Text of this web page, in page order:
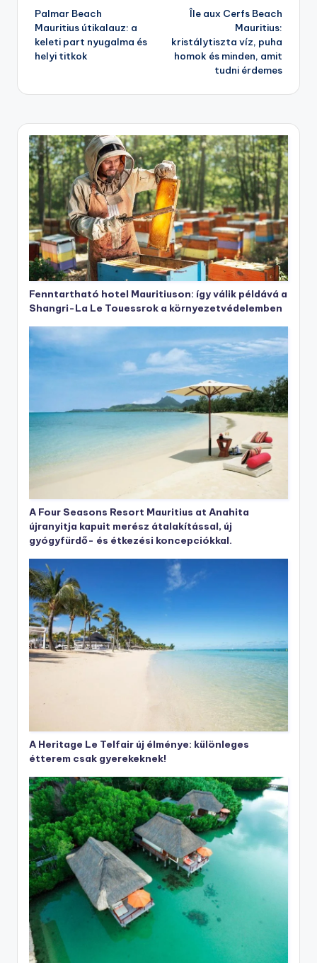
navigation
Palmar Beach
Mauritius útikalauz: a
keleti part nyugalma és
helyi titkok
Île aux Cerfs Beach
Mauritius:
kristálytiszta víz, puha
homok és minden, amit
tudni érdemes
Fenntartható hotel Mauritiuson: így válik példává a
Shangri-La Le Touessrok a környezetvédelemben
A Four Seasons Resort Mauritius at Anahita
újranyitja kapuit merész átalakítással, új
gyógyfürdő- és étkezési koncepciókkal.
A Heritage Le Telfair új élménye: különleges
étterem csak gyerekeknek!